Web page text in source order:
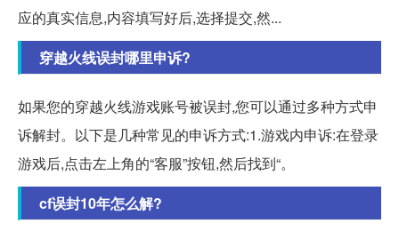
应的真实信息,内容填写好后,选择提交,然...
穿越火线误封哪里申诉?
如果您的穿越火线游戏账号被误封,您可以通过多种方式申
诉解封。以下是几种常见的申诉方式:1.游戏内申诉:在登录
游戏后,点击左上角的“客服”按钮,然后找到“。
cf误封10年怎么解?